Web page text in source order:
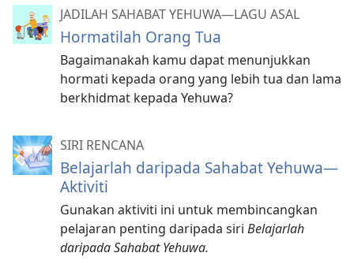
JADILAH SAHABAT YEHUWA​—LAGU ASAL
Hormatilah Orang Tua
Bagaimanakah kamu dapat menunjukkan
hormati kepada orang yang lebih tua dan lama
berkhidmat kepada Yehuwa?
SIRI RENCANA
Belajarlah daripada Sahabat Yehuwa​—
Aktiviti
Gunakan aktiviti ini untuk membincangkan
pelajaran penting daripada siri Belajarlah
daripada Sahabat Yehuwa.